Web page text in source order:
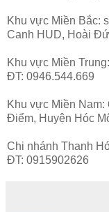
Khu vực Miền Bắc:
Canh HUD, Hoài
Khu vực Miền
ĐT: 0946.544.669
Khu vực Miền
Điểm, Huyện Hóc
Chi nhánh Thanh
ĐT: 0915902626